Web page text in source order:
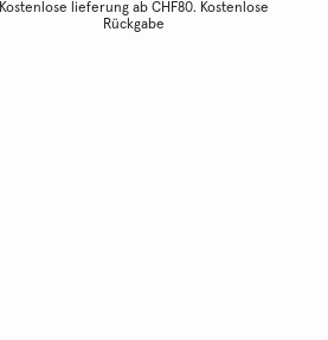
Kostenlose lieferung ab CHF80. Kostenlose
Rückgabe